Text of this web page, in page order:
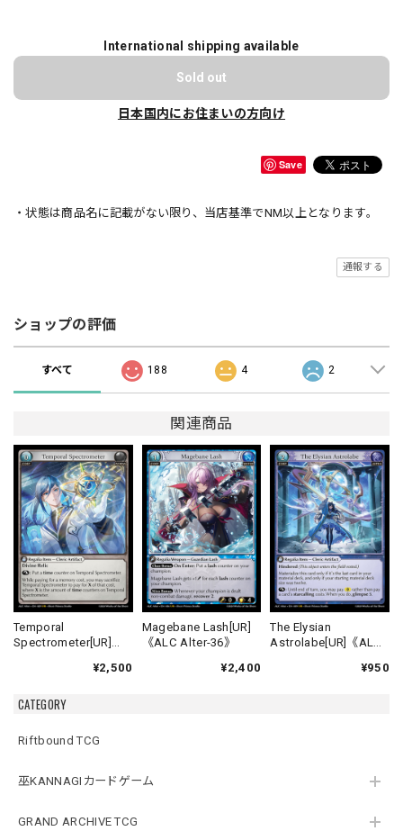
CATEGORY
Riftbound TCG
巫KANNAGIカードゲーム
GRAND ARCHIVE TCG
International shipping available
Sold out
日本国内にお住まいの方向け
Save
・状態は商品名に記載がない限り、当店基準でNM以上となります。
通報する
ショップの評価
すべて 188 4 2
関連商品
Temporal
Spectrometer[UR]
¥2,500
Magebane Lash[UR]
《ALC Alter-36》
¥2,400
The Elysian
Astrolabe[UR]《ALC
¥950